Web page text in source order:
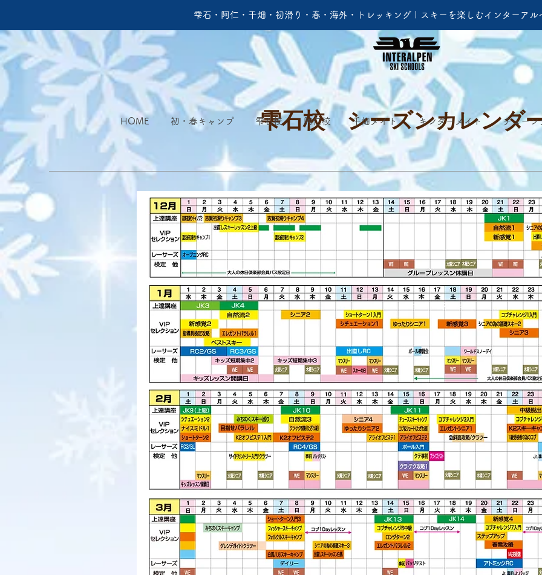
雫石・阿仁・千畑・初滑り・春・海外・トレッキング | スキーを楽しむインターアル
HOME 初・春キャンプ 雫石校 阿仁校 千畑メイト キンダーメイト チューン
雫石校 シーズンカレンダ